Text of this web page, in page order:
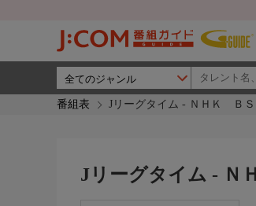
番組表 Jリーグタイム - ＮＨＫ ＢＳ
Jリーグタイム - Ｎ